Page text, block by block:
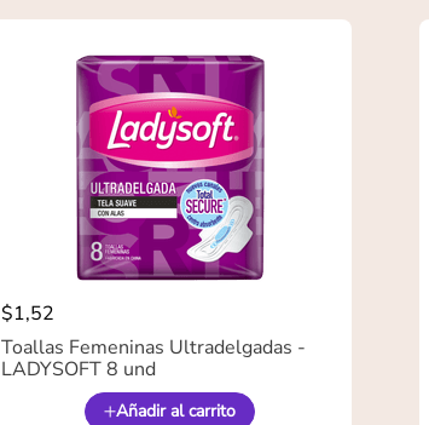
$1,52
Toallas Femeninas Ultradelgadas -
LADYSOFT 8 und
Añadir al carrito